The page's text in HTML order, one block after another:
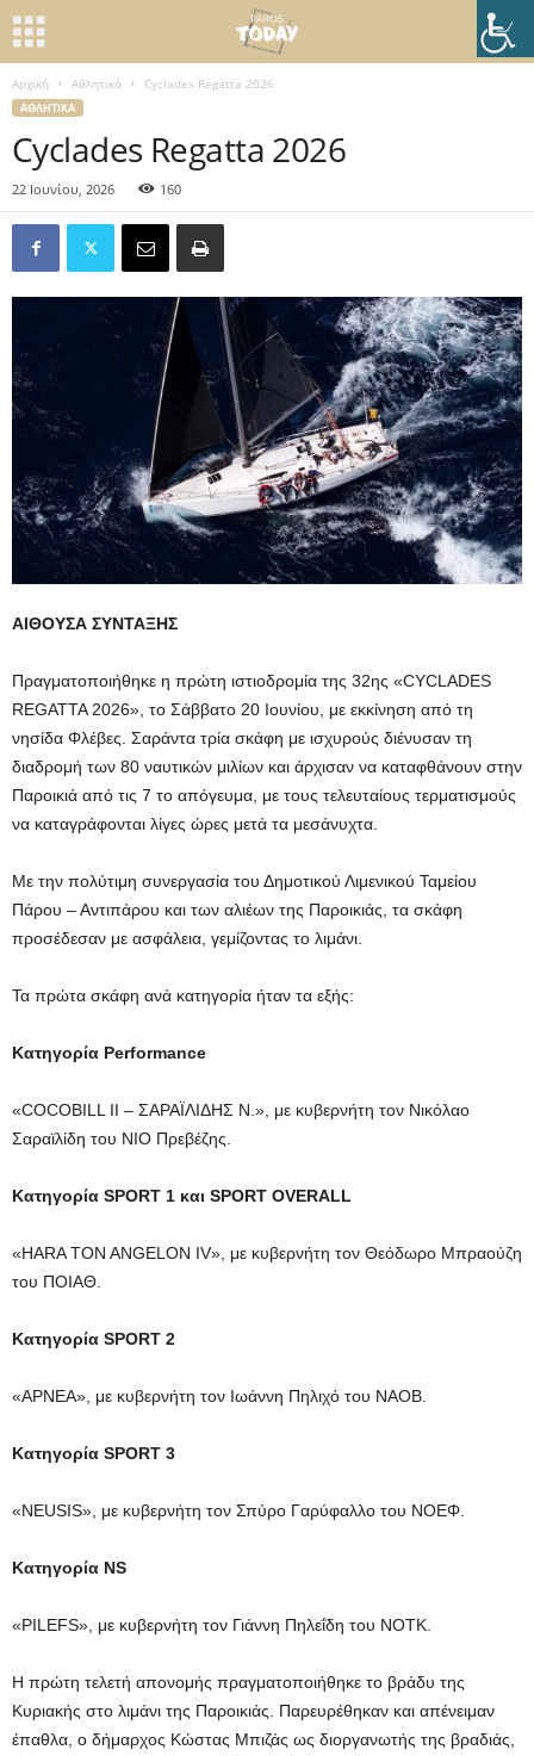
Αρχική Αθλητικά Cyclades Regatta 2026
ΑΘΛΗΤΙΚΆ
Cyclades Regatta 2026
22 Ιουνίου, 2026 160
ΑΙΘΟΥΣΑ ΣΥΝΤΑΞΗΣ
Πραγματοποιήθηκε η πρώτη ιστιοδρομία της 32ης «CYCLADES
REGATTA 2026», το Σάββατο 20 Ιουνίου, με εκκίνηση από τη
νησίδα Φλέβες. Σαράντα τρία σκάφη με ισχυρούς διένυσαν τη
διαδρομή των 80 ναυτικών μιλίων και άρχισαν να καταφθάνουν στην
Παροικιά από τις 7 το απόγευμα, με τους τελευταίους τερματισμούς
να καταγράφονται λίγες ώρες μετά τα μεσάνυχτα.
Με την πολύτιμη συνεργασία του Δημοτικού Λιμενικού Ταμείου
Πάρου – Αντιπάρου και των αλιέων της Παροικιάς, τα σκάφη
προσέδεσαν με ασφάλεια, γεμίζοντας το λιμάνι.
Τα πρώτα σκάφη ανά κατηγορία ήταν τα εξής:
Κατηγορία Performance
«COCOBILL II – ΣΑΡΑΪΛΙΔΗΣ Ν.», με κυβερνήτη τον Νικόλαο
Σαραϊλίδη του ΝΙΟ Πρεβέζης.
Κατηγορία SPORT 1 και SPORT OVERALL
«HARA TON ANGELON IV», με κυβερνήτη τον Θεόδωρο Μπραούζη
του ΠΟΙΑΘ.
Κατηγορία SPORT 2
«APNEA», με κυβερνήτη τον Ιωάννη Πηλιχό του ΝΑΟΒ.
Κατηγορία SPORT 3
«NEUSIS», με κυβερνήτη τον Σπύρο Γαρύφαλλο του ΝΟΕΦ.
Κατηγορία NS
«PILEFS», με κυβερνήτη τον Γιάννη Πηλεΐδη του ΝΟΤΚ.
Η πρώτη τελετή απονομής πραγματοποιήθηκε το βράδυ της
Κυριακής στο λιμάνι της Παροικιάς. Παρευρέθηκαν και απένειμαν
έπαθλα, ο δήμαρχος Κώστας Μπιζάς ως διοργανωτής της βραδιάς,